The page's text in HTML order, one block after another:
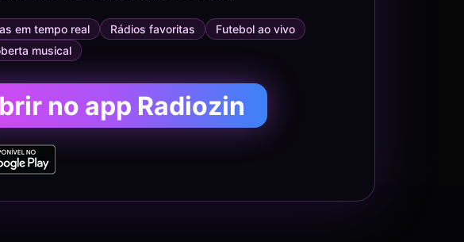
em tempo real Rádios favoritas
Futebol ao vivo
musical
no app Radiozin